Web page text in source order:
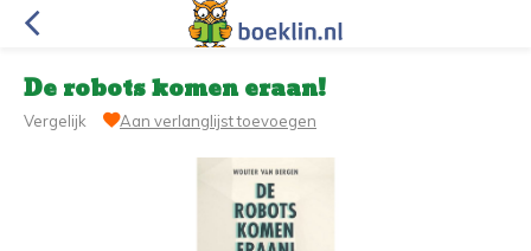
De robots komen eraan!
Vergelijk Aan verlanglijst toevoegen